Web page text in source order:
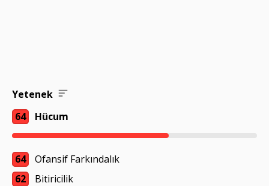
Yetenek
64
Hücum
64
Ofansif Farkındalık
62
Bitiricilik